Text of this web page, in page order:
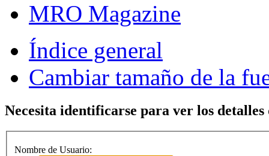
MRO Magazine
Índice general
Cambiar tamaño de la
Necesita identificarse para ver los detalles
Nombre de Usuario: